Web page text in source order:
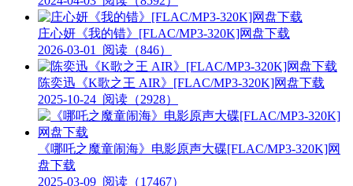
庄心妍《我的错》[FLAC/MP3-320K]网盘下载
2026-03-01
阅读（846）
陈奕迅《K歌之王 AIR》[FLAC/MP3-320K]网盘下载
2025-10-24 阅读（2928）
《哪吒之魔童闹海》电影原声大碟[FLAC/MP3-320K]网
盘下载
2025-03-09 阅读（17467）